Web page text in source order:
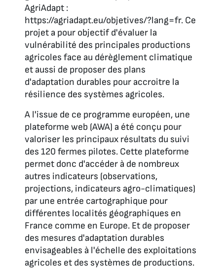
AgriAdapt :
https://agriadapt.eu/objetives/?lang=fr. Ce
projet a pour objectif d'évaluer la
vulnérabilité des principales productions
agricoles face au dérèglement climatique
et aussi de proposer des plans
d'adaptation durables pour accroitre la
résilience des systèmes agricoles.
A l'issue de ce programme européen, une
plateforme web (AWA) a été conçu pour
valoriser les principaux résultats du suivi
des 120 fermes pilotes. Cette plateforme
permet donc d'accéder à de nombreux
autres indicateurs (observations,
projections, indicateurs agro-climatiques)
par une entrée cartographique pour
différentes localités géographiques en
France comme en Europe. Et de proposer
des mesures d'adaptation durables
envisageables à l'échelle des exploitations
agricoles et des systèmes de productions.